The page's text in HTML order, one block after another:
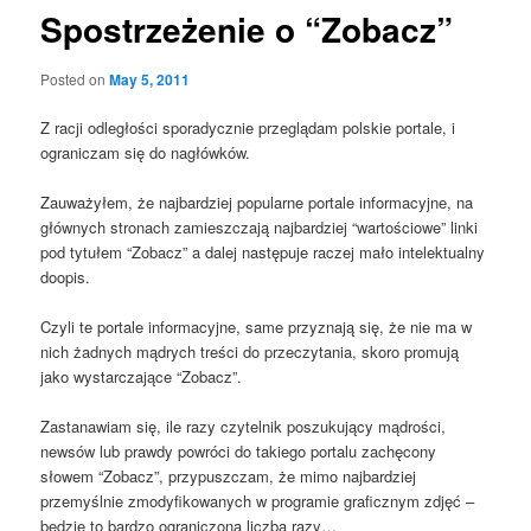
Spostrzeżenie o “Zobacz”
Posted onMay 5, 2011
Z racji odległości sporadycznie przeglądam polskie portale, i
ograniczam się do nagłówków.
Zauważyłem, że najbardziej popularne portale informacyjne, na
głównych stronach zamieszczają najbardziej “wartościowe” linki
pod tytułem “Zobacz” a dalej następuje raczej mało intelektualny
doopis.
Czyli te portale informacyjne, same przyznają się, że nie ma w
nich żadnych mądrych treści do przeczytania, skoro promują
jako wystarczające “Zobacz”.
Zastanawiam się, ile razy czytelnik poszukujący mądrości,
newsów lub prawdy powróci do takiego portalu zachęcony
słowem “Zobacz”, przypuszczam, że mimo najbardziej
przemyślnie zmodyfikowanych w programie graficznym zdjęć –
będzie to bardzo ograniczona liczba razy…